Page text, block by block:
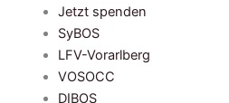
Jetzt spenden
SyBOS
LFV-Vorarlberg
VOSOCC
DIBOS